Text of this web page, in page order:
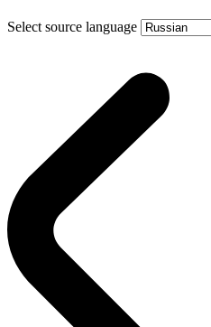
Select source language